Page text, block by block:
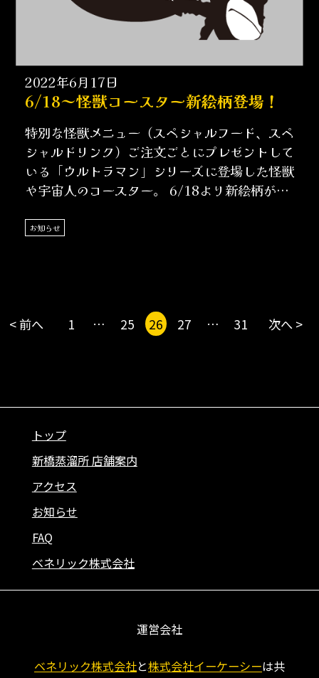
2022年6月17日
6/18～怪獣コースター新絵柄登場！
特別な怪獣メニュー（スペシャルフード、スペ
シャルドリンク）ご注文ごとにプレゼントして
いる「ウルトラマン」シリーズに登場した怪獣
や宇宙人のコースター。 6/18より新絵柄が登
お知らせ
< 前へ 1 … 25 26 27 … 31 次へ >
トップ
新橋蒸溜所 店舗案内
アクセス
お知らせ
FAQ
ベネリック株式会社
運営会社
ベネリック株式会社と株式会社イーケーシーは共